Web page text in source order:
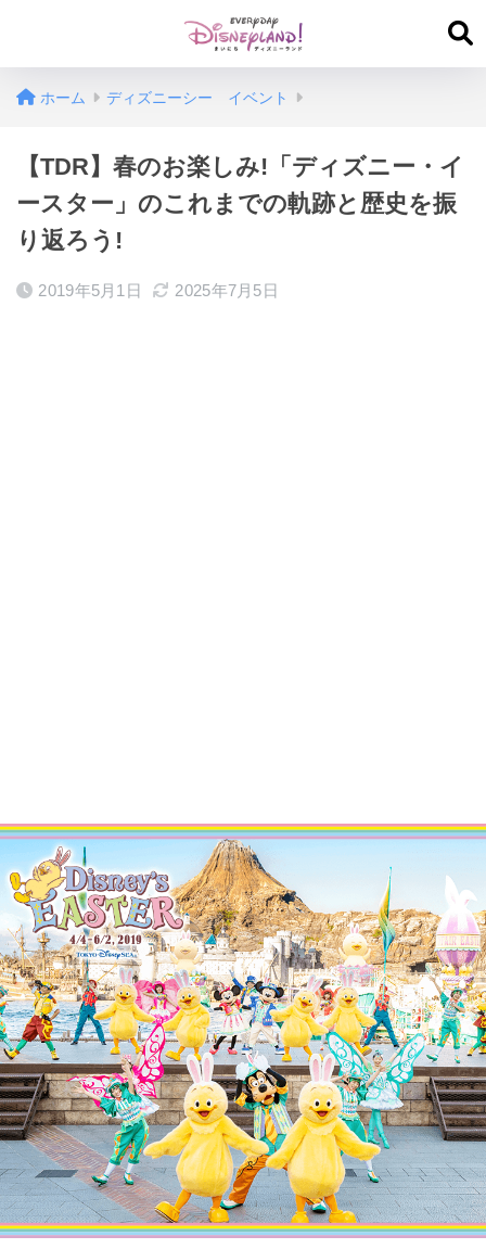
ホーム ディズニーシー イベント
【TDR】春のお楽しみ!「ディズニー・イ
ースター」のこれまでの軌跡と歴史を振
り返ろう!
2019年5月1日 2025年7月5日